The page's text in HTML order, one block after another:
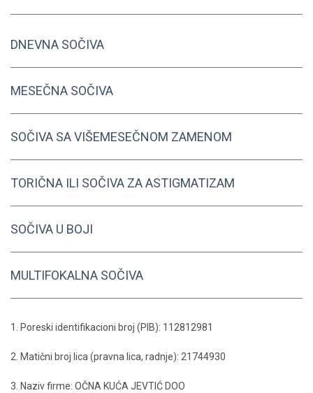
DNEVNA SOČIVA
MESEČNA SOČIVA
SOČIVA SA VIŠEMESEČNOM ZAMENOM
TORIČNA ILI SOČIVA ZA ASTIGMATIZAM
SOČIVA U BOJI
MULTIFOKALNA SOČIVA
1. Poreski identifikacioni broj (PIB): 112812981
2. Matični broj lica (pravna lica, radnje): 21744930
3. Naziv firme: OČNA KUĆA JEVTIĆ DOO